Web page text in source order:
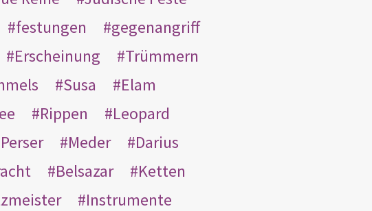
festungen
gegenangriff
Erscheinung
Trümmern
Susa
Elam
Rippen
Leopard
Perser Meder
Darius
Belsazar
Ketten
Instrumente